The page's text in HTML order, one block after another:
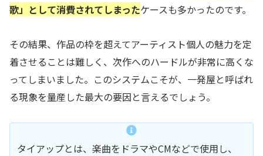
歌」として消費されてしまったケースも多かったのです。
その結果、作品の枠を超えてアーティスト個人の魅力を定
着させることは難しく、次作へのハードルが非常に高くな
ってしまいました。このシステムこそが、一発屋と呼ばれ
る現象を量産した最大の要因と言えるでしょう。
タイアップとは、楽曲をドラマやCMなどで使用し、